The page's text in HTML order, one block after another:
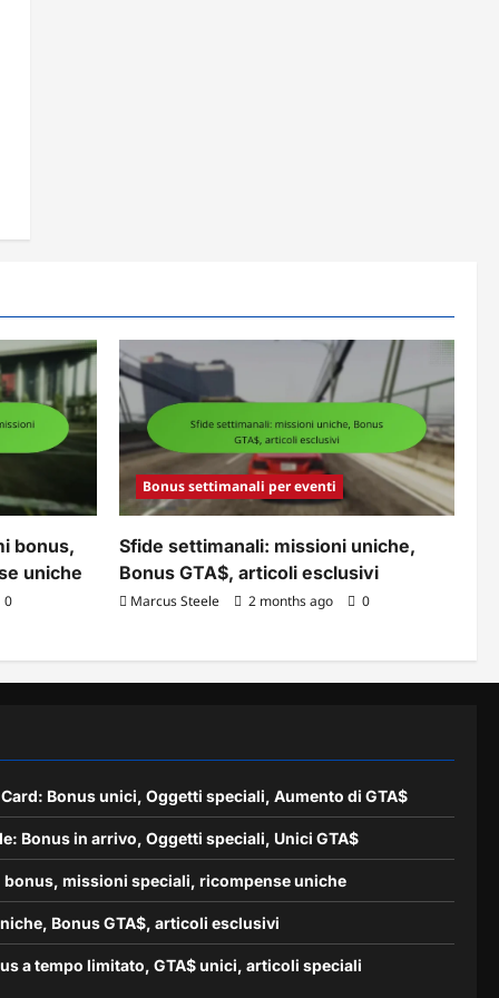
bonus,
uniche
0
Bonus settimanali per eventi
Sfide settimanali: missioni uniche,
Bonus GTA$, articoli esclusivi
Marcus Steele 2 months ago 0
Bonus unici, Oggetti speciali, Aumento di GTA$
Bonus in arrivo, Oggetti speciali, Unici GTA$
missioni speciali, ricompense uniche
Bonus GTA$, articoli esclusivi
a tempo limitato, GTA$ unici, articoli speciali